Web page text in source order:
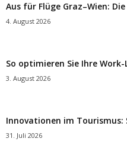
Aus für Flüge Graz–Wien:
4. August 2026
So optimieren Sie Ihre
3. August 2026
Innovationen im
31. Juli 2026